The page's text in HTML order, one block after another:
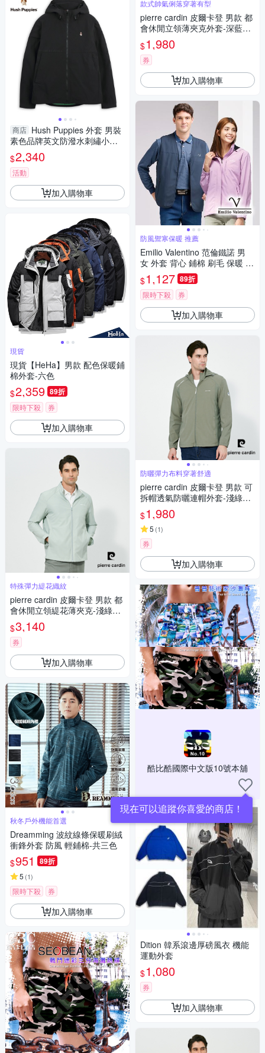
商店 Hush Puppies 外套 男裝
素色品牌英文防潑水刺繡小狗
外套
$2,340
活動
加入購物車
現貨
現貨【HeHa】男款 配色保暖鋪
棉外套-六色
$2,359 89折
限時下殺 券
加入購物車
特殊彈力緹花織紋
pierre cardin 皮爾卡登 男款 都
會休閒立領緹花薄夾克-淺綠色
(5257601-42)
$3,140
券
加入購物車
秋冬戶外機能首選
Dreamming 波紋線條保暖刷絨
衝鋒外套 防風 輕鋪棉-共三色
$951 89折
5 (1)
限時下殺 券
加入購物車
款式帥氣俐落穿著有型
pierre cardin 皮爾卡登 男款 都
會休閒立領薄夾克外套-深藍色
(5247661-38)
$1,980
券
加入購物車
防風禦寒保暖 推薦
Emilio Valentino 范倫鐵諾 男
女 外套 背心 鋪棉 刷毛 保暖 防
潑水 機能 女背心 男背心 (多款
選)
$1,127 89折
限時下殺 券
加入購物車
防曬彈力布料穿著舒適
pierre cardin 皮爾卡登 男款 可
拆帽透氣防曬連帽外套-淺綠色
(5257691-47)
$1,980
5 (1)
券
加入購物車
酷比酷國際中文版10號本舖
Dition 韓系滾邊厚磅風衣 機能
運動外套
$1,080
券
加入購物車